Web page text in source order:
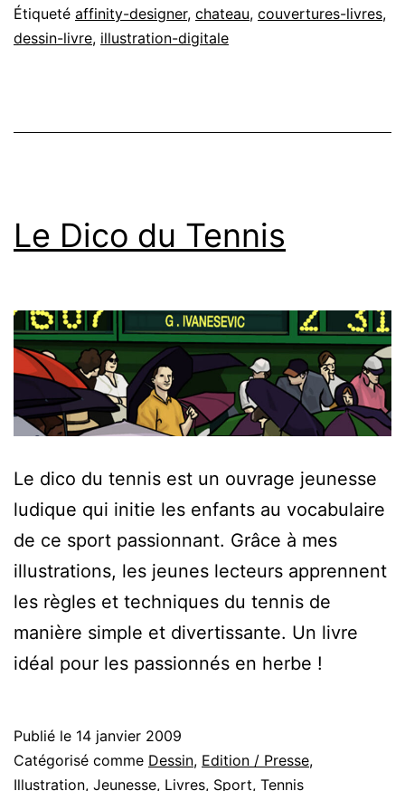
Étiqueté affinity-designer, chateau, couvertures-livres,
dessin-livre, illustration-digitale
Le Dico du Tennis
Le dico du tennis est un ouvrage jeunesse
ludique qui initie les enfants au vocabulaire
de ce sport passionnant. Grâce à mes
illustrations, les jeunes lecteurs apprennent
les règles et techniques du tennis de
manière simple et divertissante. Un livre
idéal pour les passionnés en herbe !
Publié le 14 janvier 2009
Catégorisé comme Dessin, Edition / Presse,
Illustration, Jeunesse, Livres, Sport, Tennis